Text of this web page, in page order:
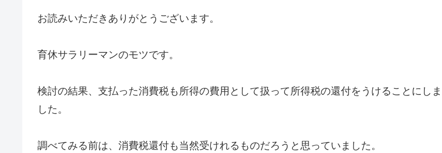
お読みいただきありがとうございます。
育休サラリーマンのモツです。
検討の結果、支払った消費税も所得の費用として扱って所得税の還付をうけることにしま
した。
調べてみる前は、消費税還付も当然受けれるものだろうと思っていました。